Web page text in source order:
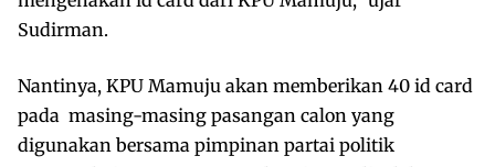
Sudirman.
Nantinya, KPU Mamuju akan memberikan 40 id card
pada masing-masing pasangan calon yang
digunakan bersama pimpinan partai politik